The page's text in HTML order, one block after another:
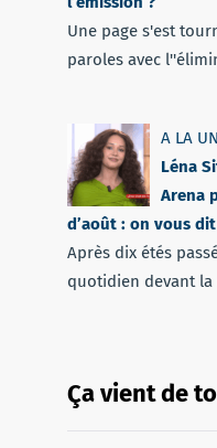
Une page s'est
paroles avec
A LA
Léna
Arena
d’août : on vous
Après dix étés
quotidien devant la
Ça vient de